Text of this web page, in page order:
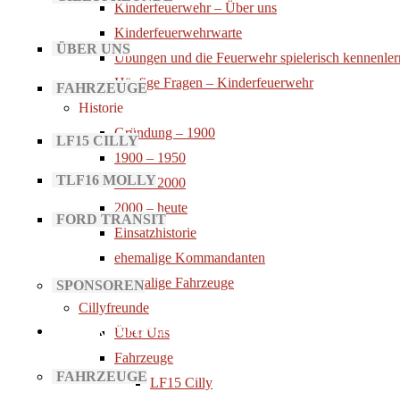
ÜBER UNS
FAHRZEUGE
LF15 CILLY
TLF16 MOLLY
FORD TRANSIT
SPONSOREN
AUSRÜSTUNG
FAHRZEUGE
Kinderfeuerwehr – Über uns
Kinderfeuerwehrwarte
Übungen und die Feuerwehr spielerisch
Häufige Fragen – Kinderfeuerwehr
Historie
Gründung – 1900
1900 – 1950
1950 – 2000
2000 – heute
Einsatzhistorie
ehemalige Kommandanten
ehemalige Fahrzeuge
Cillyfreunde
Über Uns
Fahrzeuge
LF15 Cilly